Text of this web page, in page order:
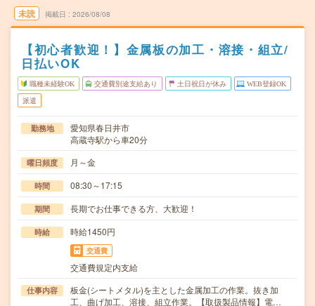
未読 掲載日 2026/08/08
【初心者歓迎！】金属板の加工・溶接・組立/
日払いOK
職種未経験OK 交通費別途支給あり 土日祝日が休み WEB登録OK
派遣
勤務地
愛知県春日井市
高蔵寺駅から車20分
曜日頻度 月～金
時間 08:30～17:15
期間 長期でお仕事できる方、大歓迎！
時給 時給1450円
交通費
交通費規定内支給
仕事内容
板金(シートメタル)を主とした金属加工の作業。抜き加
工、曲げ加工、溶接、組立作業。【取扱製品情報】電…